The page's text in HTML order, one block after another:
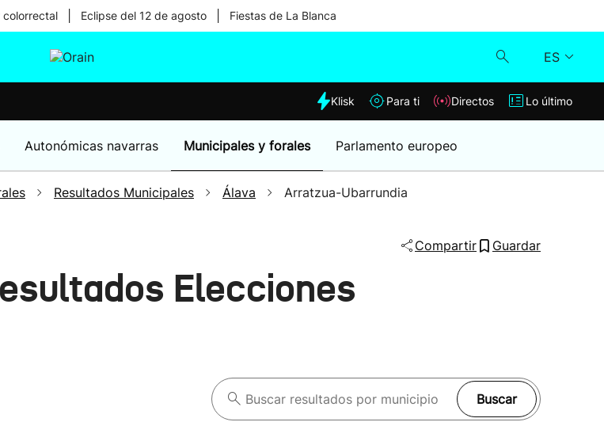
Eclipse del 12 de agosto Fiestas de La Blanca
ES
Klisk
Lo último
Klisk Para ti Directos Lo último
Autonómicas navarras Municipales y forales Parlamento europeo
Resultados Municipales Álava Arratzua-Ubarrundia
Compartir Guardar
Elecciones
Buscar